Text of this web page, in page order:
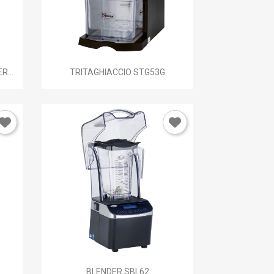
Anteprima
TRITAGHIACCIO STG53G
Anteprima
BLENDER SBL62